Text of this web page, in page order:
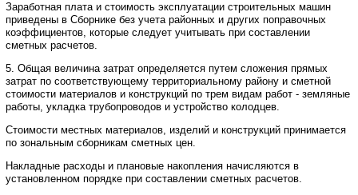
Заработная плата и стоимость эксплуатации строительных машин
приведены в Сборнике без учета районных и других поправочных
коэффициентов, которые следует учитывать при составлении
сметных расчетов.
5. Общая величина затрат определяется путем сложения прямых
затрат по соответствующему территориальному району и сметной
стоимости материалов и конструкций по трем видам работ - земляные
работы, укладка трубопроводов и устройство колодцев.
Стоимости местных материалов, изделий и конструкций принимается
по зональным сборникам сметных цен.
Накладные расходы и плановые накопления начисляются в
установленном порядке при составлении сметных расчетов.